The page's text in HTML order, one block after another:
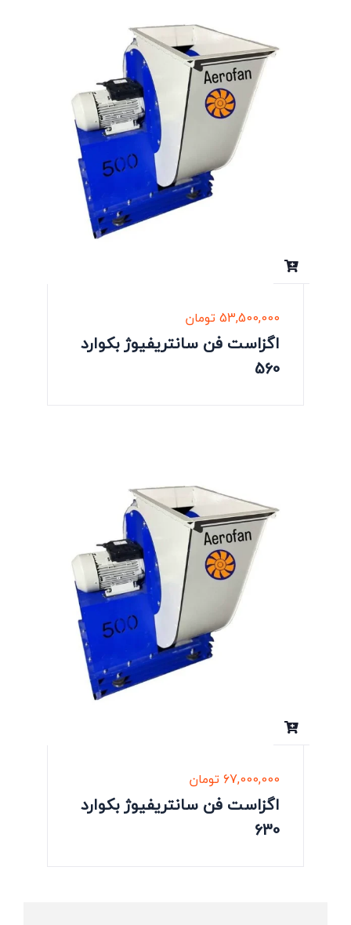
53,500,000تومان
اگزاست فن سانتریفیوژ بکوارد
560
67,000,000تومان
اگزاست فن سانتریفیوژ بکوارد
630